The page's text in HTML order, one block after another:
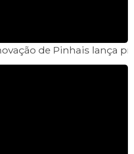
de Pinhais lança